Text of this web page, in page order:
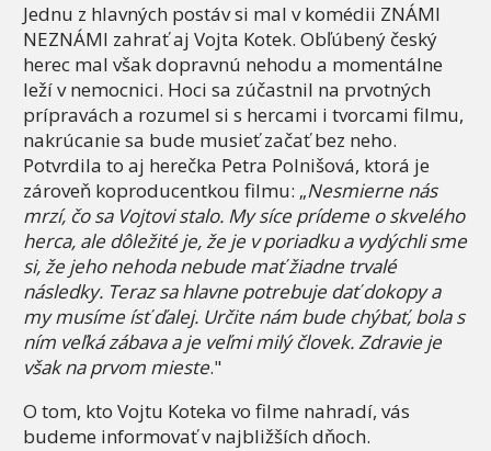
Jednu z hlavných postáv si mal v komédii ZNÁMI
NEZNÁMI zahrať aj Vojta Kotek. Obľúbený český
herec mal však dopravnú nehodu a momentálne
leží v nemocnici. Hoci sa zúčastnil na prvotných
prípravách a rozumel si s hercami i tvorcami filmu,
nakrúcanie sa bude musieť začať bez neho.
Potvrdila to aj herečka Petra Polnišová, ktorá je
zároveň koproducentkou filmu: „Nesmierne nás
mrzí, čo sa Vojtovi stalo. My síce prídeme o skvelého
herca, ale dôležité je, že je v poriadku a vydýchli sme
si, že jeho nehoda nebude mať žiadne trvalé
následky. Teraz sa hlavne potrebuje dať dokopy a
my musíme ísť ďalej. Určite nám bude chýbať, bola s
ním veľká zábava a je veľmi milý človek. Zdravie je
však na prvom mieste."
O tom, kto Vojtu Koteka vo filme nahradí, vás
budeme informovať v najbližších dňoch.